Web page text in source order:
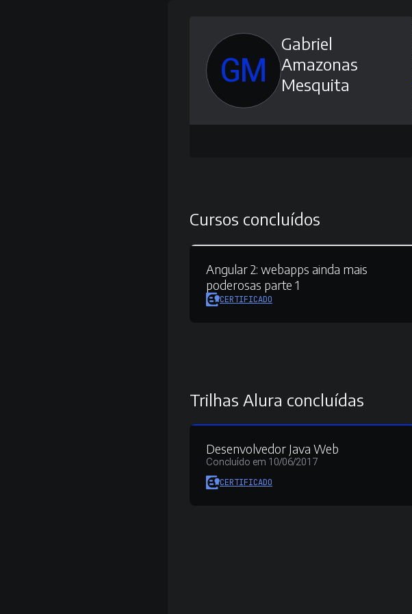
GM
Gabriel
Amazonas
Mesquita
Cursos concluídos
Angular 2: webapps ainda mais
poderosas parte 1
CERTIFICADO
Trilhas Alura concluídas
Desenvolvedor Java Web
Concluído em 10/06/2017
CERTIFICADO